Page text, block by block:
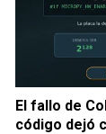
El fallo de
código dejó